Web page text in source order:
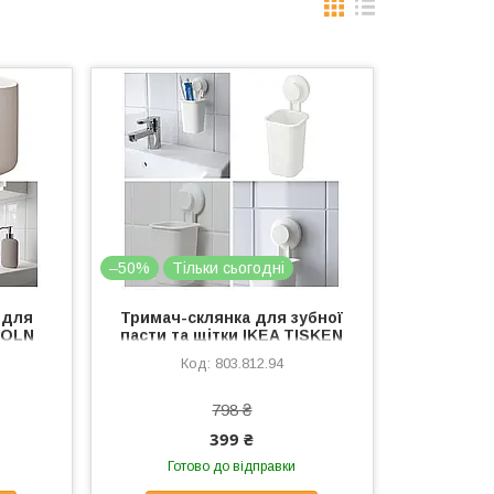
для
–50% Тільки сьогодні
Тримач-склянка для зубної
пасти та щітки IKEA TISKEN
803.812.94
803.812.94
798 ₴
399 ₴
Готово до відправки